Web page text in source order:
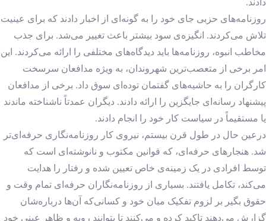
دادند.
روزنامه‌های حزبی جای خود را به گونه‌ای از اخبار دادند که برای عینیت
تلاش می‌کردند. انگیزه‌ی سود بیشتر باعث تغییر می‌شد. برای جذب
مخاطب انبوه، روزنامه‌ها باید دیدگاه‌های مختلفی را ارائه می‌کردند. این
امر برخی از متعصب‌ترین شهروندان، به ویژه مدافعان سرسخت
کارگران را به حاشیه‌های گفتمان توده‌ای سوق داد. برخی از مدافعان
پیشنهاد رسانه‌ای جایگزین را ارائه دادند. دیگران عمدتاً ناشناخته ماندند
یا مستقیماً در سیاست کار خود را انجام دادند.
درعین حال در طول قرن بیستم، نیروی کار روزنامه‌نگاری حرفه‌ای‌تر
شد. هنجارهای حرفه‌ای، که قوانین مکتوب و نانوشته‌ای است که
توسط افرادی در یک زمینه‌ی خاص تعیین شده و رفتار را هدایت
می‌کند، تکامل یافتند. بسیاری از روزنامه‌نگاران حرفه‌ای تمام وقت و
حقوق بگیر بر لزوم تفکیک میان خود و کسانی‌که آن‌ها درباره‌شان
گزارش می‌دهند تاکید کرده‌ و می‌کنند تا بتوانند رویه و ظاهر عینی خود